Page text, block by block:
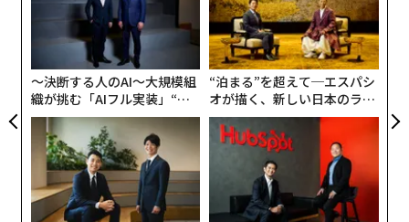
〜決断する人のAI〜大規模組
織が挑む「AIフル実装」“使
う”企業から“動く”企業へ【N
TTドコモビジネス×PwC】
“泊まる”を超えて─エスパシ
オが描く、新しい日本のラグ
ジュアリー（中編）